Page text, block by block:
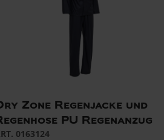
Zone Regenjacke und
PU Regenanzug
0163124